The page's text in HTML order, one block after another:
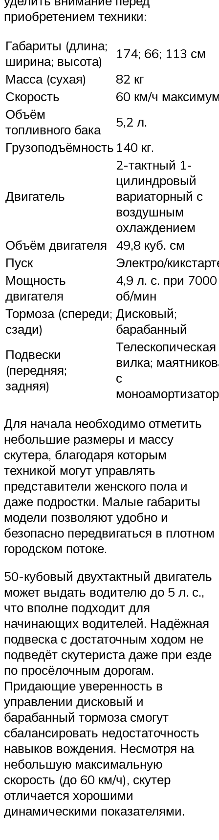
приобретением техники:
Габариты (длина;
ширина; высота)
174; 66; 113 см
Масса (сухая)
82 кг
Скорость
60 км/ч
Объём
топливного бака
5,2 л.
Грузоподъёмность 140 кг.
Двигатель
2-тактный 1-
цилиндровый
вариаторный с
воздушным
охлаждением
Объём двигателя
49,8 куб. см
Пуск
Электро/
Мощность
двигателя
4,9 л. с. при 7000
об/мин
Тормоза (спереди;
сзади)
Дисковый;
барабанный
Подвески
(передняя;
задняя)
Телескопическая
вилка;
с
Для начала необходимо отметить
небольшие размеры и массу
скутера, благодаря которым
техникой могут управлять
представители женского пола и
даже подростки. Малые габариты
модели позволяют удобно и
безопасно передвигаться в плотном
городском потоке.
50-кубовый двухтактный двигатель
может выдать водителю до 5 л. с.,
что вполне подходит для
начинающих водителей. Надёжная
подвеска с достаточным ходом не
подведёт скутериста даже при езде
по просёлочным дорогам.
Придающие уверенность в
управлении дисковый и
барабанный тормоза смогут
сбалансировать недостаточность
навыков вождения. Несмотря на
небольшую максимальную
скорость (до 60 км/ч), скутер
отличается хорошими
динамическими показателями.